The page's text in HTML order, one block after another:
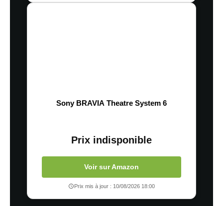
Sony BRAVIA Theatre System 6
Prix indisponible
Voir sur Amazon
Prix mis à jour : 10/08/2026 18:00